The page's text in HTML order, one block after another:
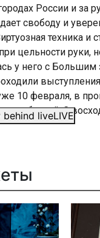
behind liveLIVE
России и за
свободу и
техника и
цельности
у него с
10 февраля, в
любимый. С